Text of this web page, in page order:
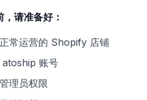
，请准备好：
常运营的 Shopify 店铺
atoship 账号
理员权限